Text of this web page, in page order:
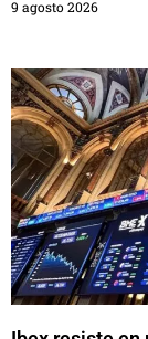
9 agosto 2026